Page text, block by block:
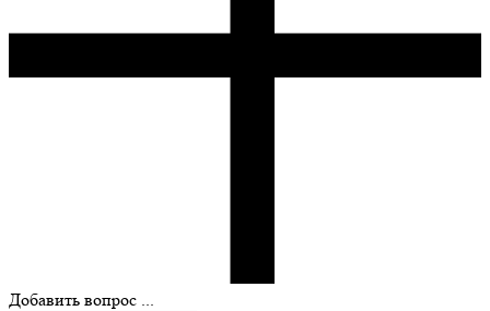
Добавить вопрос ...